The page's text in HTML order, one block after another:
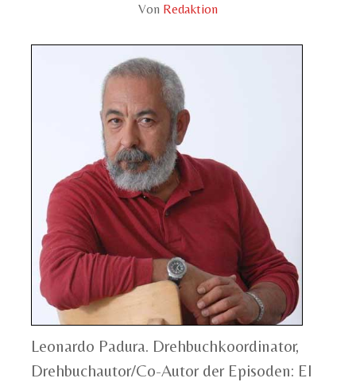
Von Redaktion
Leonardo Padura. Drehbuchkoordinator,
Drehbuchautor/Co-Autor der Episoden: El